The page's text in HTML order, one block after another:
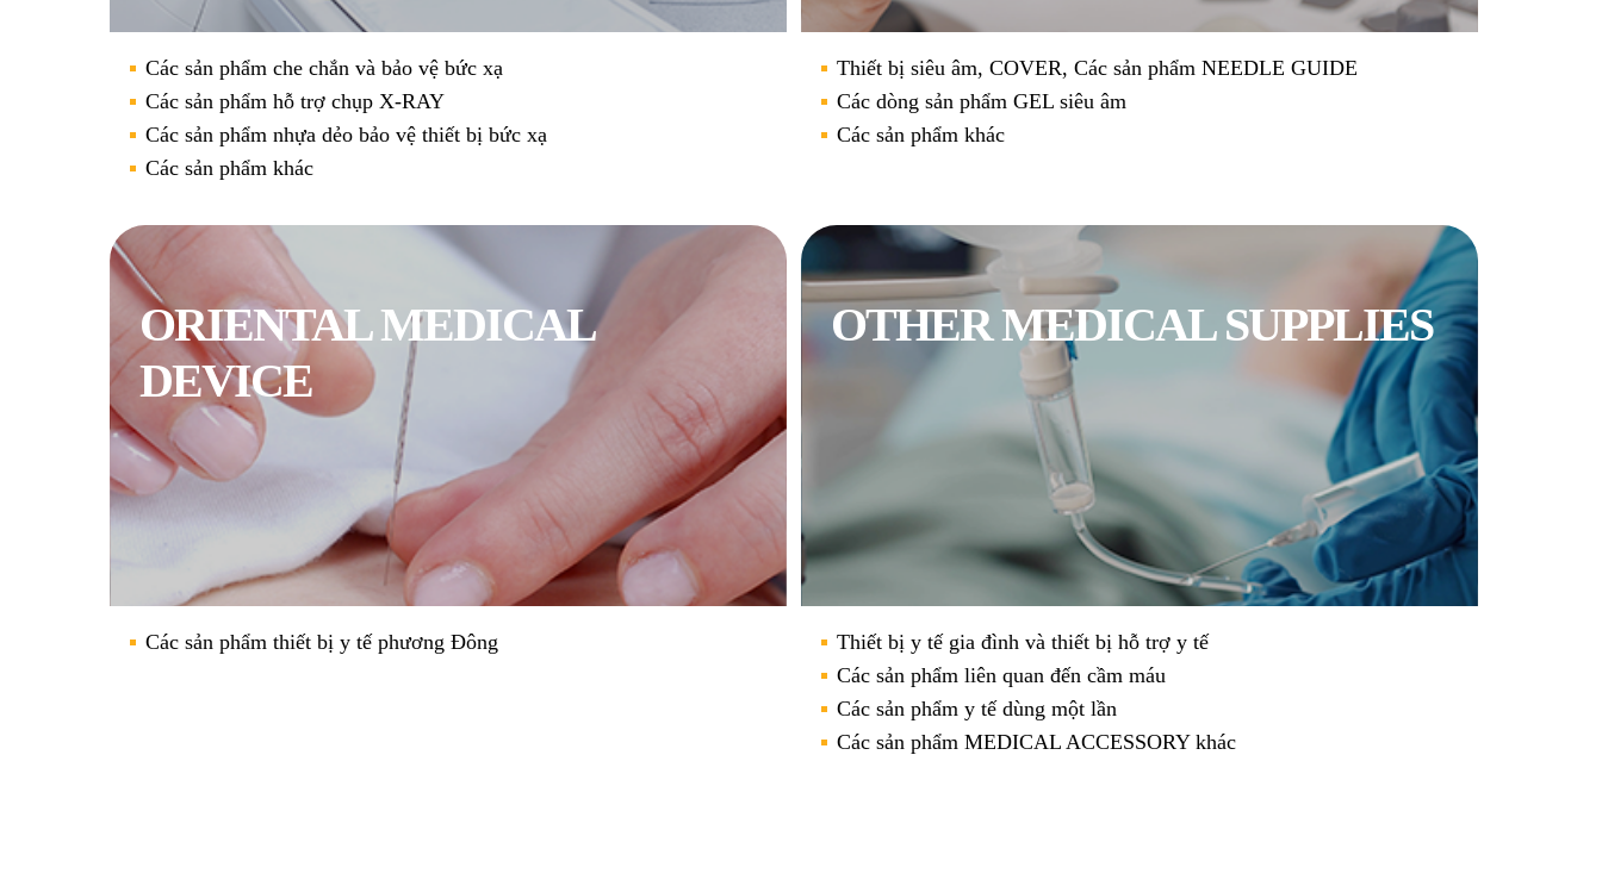
Các sản phẩm che chắn và bảo vệ bức xạ
Các sản phẩm hỗ trợ chụp X-RAY
Các sản phẩm nhựa dẻo bảo vệ thiết bị bức xạ
Các sản phẩm khác
Thiết bị siêu âm, COVER, Các sản phẩm NEEDLE GUIDE
Các dòng sản phẩm GEL siêu âm
Các sản phẩm khác
ORIENTAL MEDICAL
DEVICE
Các sản phẩm thiết bị y tế phương Đông
OTHER MEDICAL SUPPLIES
Thiết bị y tế gia đình và thiết bị hỗ trợ y tế
Các sản phẩm liên quan đến cầm máu
Các sản phẩm y tế dùng một lần
Các sản phẩm MEDICAL ACCESSORY khác